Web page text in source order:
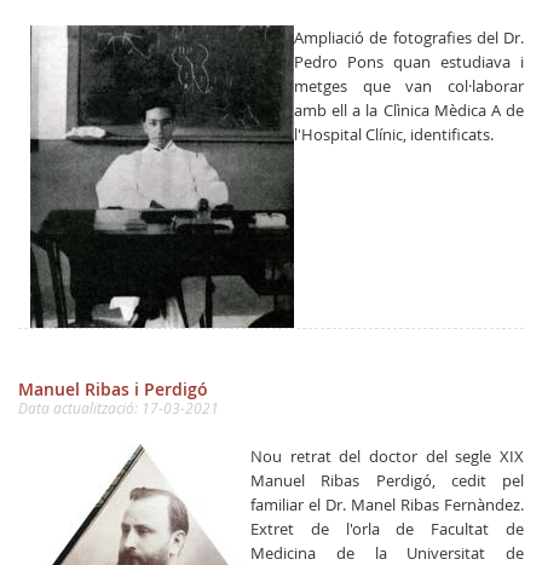
Ampliació de fotografies del Dr.
Pedro Pons quan estudiava i
metges que van col·laborar
amb ell a la Clìnica Mèdica A de
l'Hospital Clínic, identificats.
Manuel Ribas i Perdigó
Data actualització: 17-03-2021
Nou retrat del doctor del segle XIX
Manuel Ribas Perdigó, cedit pel
familiar el Dr. Manel Ribas Fernàndez.
Extret de l'orla de Facultat de
Medicina de la Universitat de